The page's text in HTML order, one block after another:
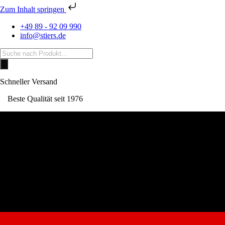
Zum Inhalt springen
+49 89 - 92 09 990
info@stiers.de
Products
search
Schneller Versand
Beste Qualität seit 1976